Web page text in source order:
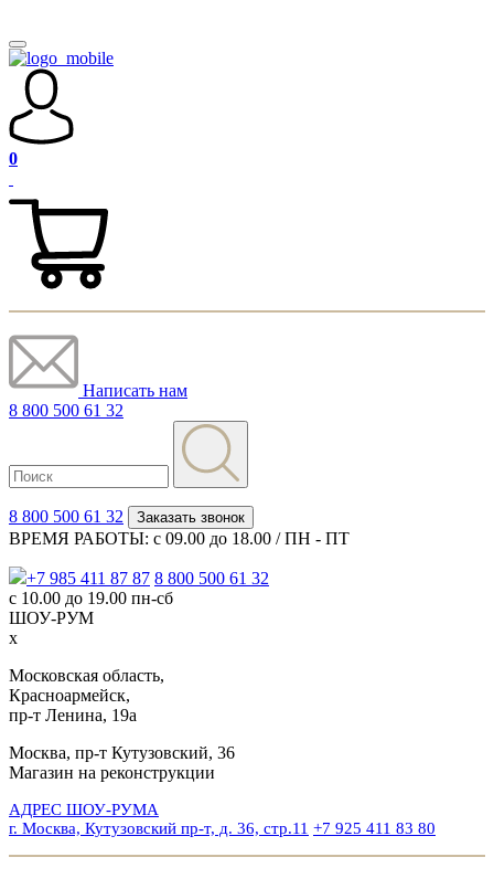
0
Написать нам
8 800 500 61 32
8 800 500 61 32 Заказать звонок
ВРЕМЯ РАБОТЫ: с 09.00 до 18.00 / ПН - ПТ
+7 985 411 87 87 8 800 500 61 32
с 10.00 до 19.00 пн-сб
ШОУ-РУМ
x
Московская область,
Красноармейск,
пр-т Ленина, 19а
Москва, пр-т Кутузовский, 36
Магазин на реконструкции
АДРЕС ШОУ-РУМА
г. Москва, Кутузовский пр-т, д. 36, стр.11 +7 925 411 83 80